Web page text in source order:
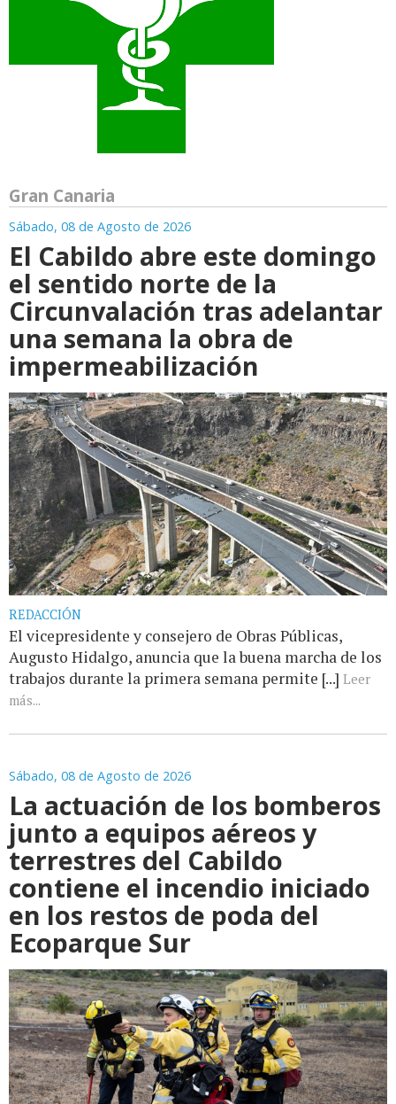
Gran Canaria
Sábado, 08 de Agosto de 2026
El Cabildo abre este domingo
el sentido norte de la
Circunvalación tras adelantar
una semana la obra de
impermeabilización
REDACCIÓN
El vicepresidente y consejero de Obras Públicas,
Augusto Hidalgo, anuncia que la buena marcha de los
trabajos durante la primera semana permite [...] Leer
más...
Sábado, 08 de Agosto de 2026
La actuación de los bomberos
junto a equipos aéreos y
terrestres del Cabildo
contiene el incendio iniciado
en los restos de poda del
Ecoparque Sur